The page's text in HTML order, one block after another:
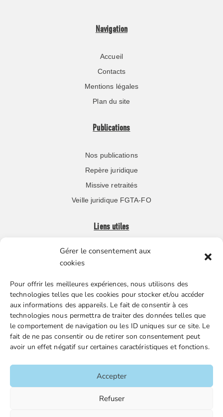
Gérer le consentement aux
cookies
Pour offrir les meilleures expériences, nous utilisons des
technologies telles que les cookies pour stocker et/ou accéder
aux informations des appareils. Le fait de consentir à ces
technologies nous permettra de traiter des données telles que
le comportement de navigation ou les ID uniques sur ce site. Le
fait de ne pas consentir ou de retirer son consentement peut
avoir un effet négatif sur certaines caractéristiques et fonctions.
Accepter
Refuser
Navigation
Accueil
Contacts
Mentions légales
Plan du site
Publications
Nos publications
Repère juridique
Missive retraités
Veille juridique FGTA-FO
Liens utiles
Boutique en ligne
Nos partenaires
Gestion des cookies
FGTA-FO / 15 avenue Victor Hugo – 92170 Vanves / 01 86
Accueil
Contacts